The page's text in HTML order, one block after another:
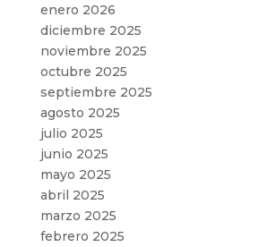
enero 2026
diciembre 2025
noviembre 2025
octubre 2025
septiembre 2025
agosto 2025
julio 2025
junio 2025
mayo 2025
abril 2025
marzo 2025
febrero 2025